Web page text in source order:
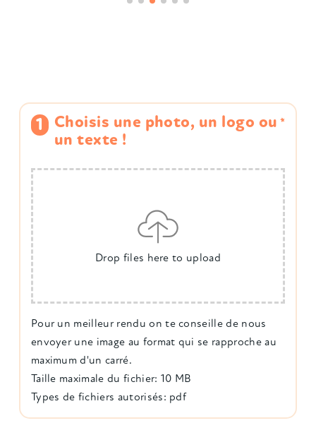
Choisis une photo, un logo ou
un texte !
*
Drop files here to upload
Pour un meilleur rendu on te conseille de nous
envoyer une image au format qui se rapproche au
maximum d'un carré.
Taille maximale du fichier: 10 MB
Types de fichiers autorisés: pdf